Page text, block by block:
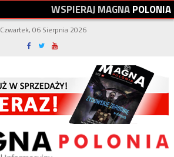
WSPIERAJMAGNAPOLONIA
Czwartek, 06 Sierpnia 2026